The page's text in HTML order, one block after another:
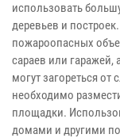
использовать
деревьев и
пожароопасных
сараев или гаражей,
могут загореться
необходимо
площадки.
домами и другими